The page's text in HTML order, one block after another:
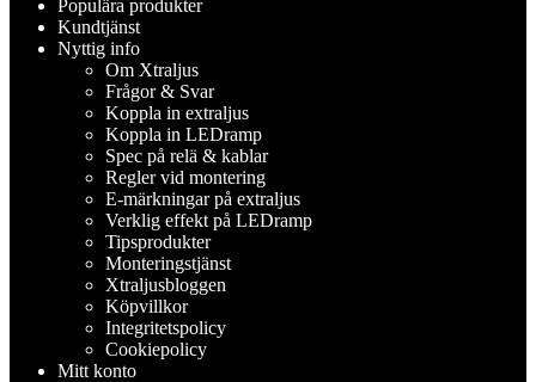
Populära produkter
Kundtjänst
Nyttig info
Om Xtraljus
Frågor & Svar
Koppla in extraljus
Koppla in LEDramp
Spec på relä & kablar
Regler vid montering
E-märkningar på extraljus
Verklig effekt på LEDramp
Tipsprodukter
Monteringstjänst
Xtraljusbloggen
Köpvillkor
Integritetspolicy
Cookiepolicy
Mitt konto